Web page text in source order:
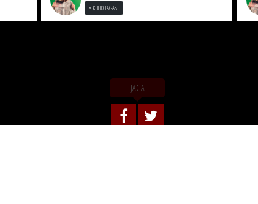
8 KUUD TAGASI
JAGA